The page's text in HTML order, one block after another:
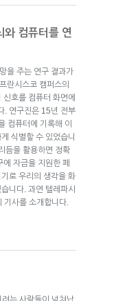
와 컴퓨터를 연
을 주는 연구 결과가
란시스코 캠퍼스의
호를 컴퓨터 화면에
. 연구진은 15년 전부
컴퓨터에 기록해 이
식별할 수 있었습니
듬을 활용하면 정확
자금을 지원한 페
로 우리의 생각을 화
니다. 과연 텔레파시
사를 소개합니다.